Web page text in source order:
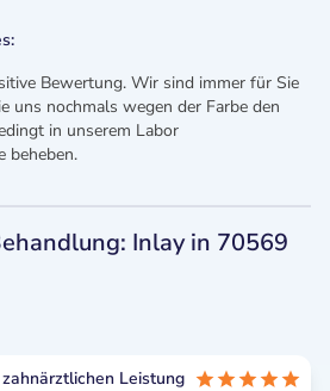
Bewertung. Wir sind immer für Sie
uns nochmals wegen der Farbe den
in unserem Labor
beheben.
Inlay in 70569
Leistung